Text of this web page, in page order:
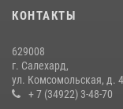
14 июля 2026, 06:53
КОНТАКТЫ
629008
г. Салехард,
ул. Комсомольская, д. 4
+ 7 (34922) 3-48-70